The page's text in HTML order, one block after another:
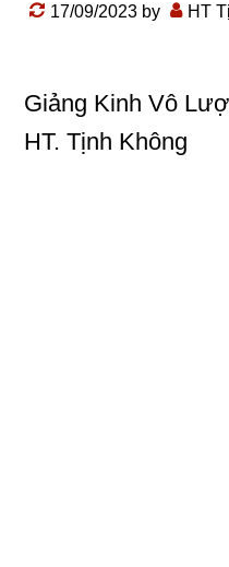
17/09/2023 by HT
Giảng Kinh Vô
HT. Tịnh Không